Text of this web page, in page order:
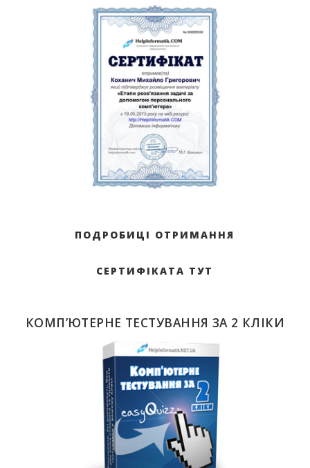
ПОДРОБИЦІ ОТРИМАННЯ
СЕРТИФІКАТА ТУТ
КОМП’ЮТЕРНЕ ТЕСТУВАННЯ ЗА 2 КЛІКИ